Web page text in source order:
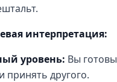
интерпретация:
уровень: Вы готовы
принять другого.